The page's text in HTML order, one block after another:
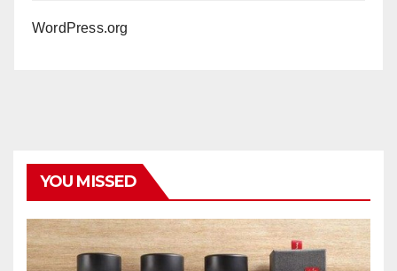
WordPress.org
YOU MISSED